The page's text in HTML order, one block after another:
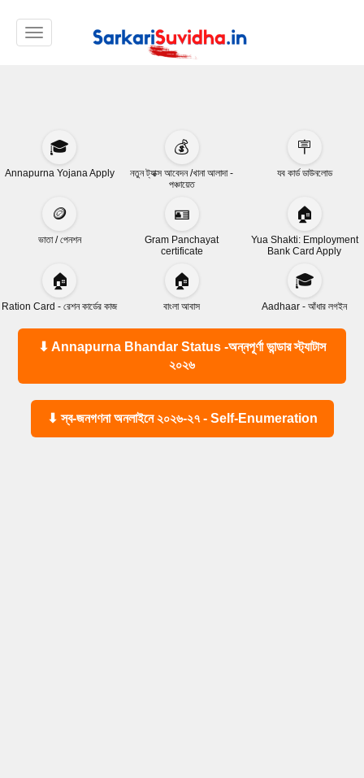
Toggle navigation
🎓
Annapurna Yojana Apply
💰
নতুন ট্যাক্স আবেদন /খানা আলাদা -
পঞ্চায়েত
🪧
যব কার্ড ডাউনলোড
🪙
ভাতা / পেনশন
🪪
Gram Panchayat
certificate
🏠
Yua Shakti: Employment
Bank Card Apply
🏠
Ration Card - রেশন কার্ডের কাজ
🏠
বাংলা আবাস
🎓
Aadhaar - আঁধার লগইন
⬇ Annapurna Bhandar Status -অন্নপূর্ণা ভান্ডার স্ট্যাটাস
২০২৬
⬇ স্ব-জনগণনা অনলাইনে ২০২৬-২৭ - Self-Enumeration